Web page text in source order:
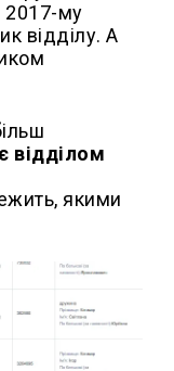
2017-му
відділу. А
відділом
якими